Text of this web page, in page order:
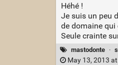
Héhé !
Je suis un peu
de domaine
Seule crainte
mastodonte ·
May 13, 2013 at